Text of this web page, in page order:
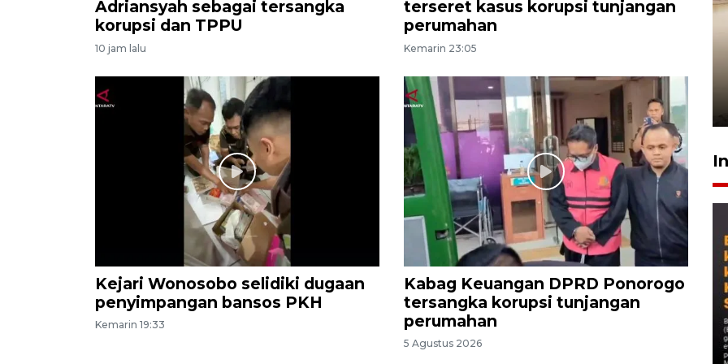
Adriansyah sebagai tersangka
korupsi dan TPPU
10 jam lalu
terseret kasus korupsi tunjangan
perumahan
Kemarin 23:05
Kejari Wonosobo selidiki dugaan
penyimpangan bansos PKH
Kemarin 19:33
Kabag Keuangan DPRD Ponorogo
tersangka korupsi tunjangan
perumahan
5 Agustus 2026
Gabung Persebaya, striker
kembali asah naluri
9 Juli 2026